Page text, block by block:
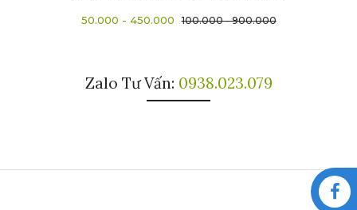
50.000 - 450.000 100.000 - 900.000
Zalo Tư Vấn: 0938.023.079